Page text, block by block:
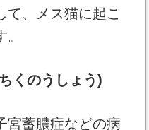
て、メス猫に起こ
くのうしょう)
宮蓄膿症などの病